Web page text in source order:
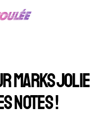
MARKS JOLIE
NOTES !